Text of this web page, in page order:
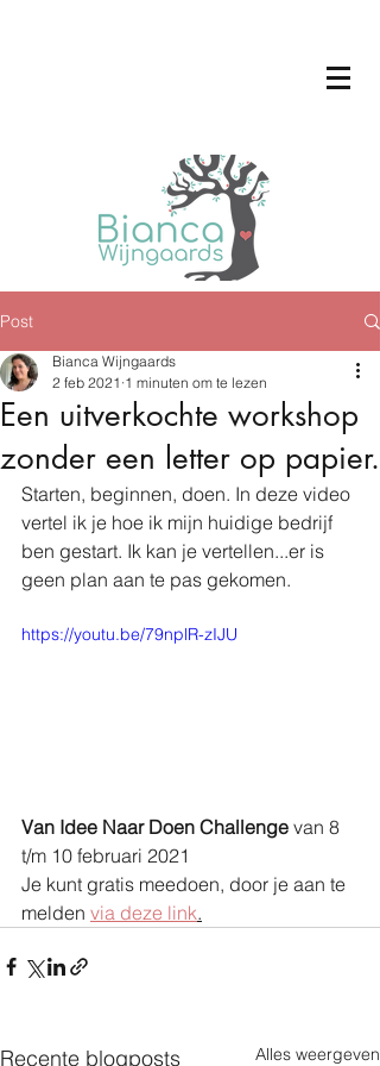
Post
Een uitverkochte workshop
zonder een letter op papier.
Bianca Wijngaards
2 feb 2021 1 minuten om te lezen
Starten, beginnen, doen. In deze video
vertel ik je hoe ik mijn huidige bedrijf
ben gestart. Ik kan je vertellen...er is
geen plan aan te pas gekomen.
https://youtu.be/79nplR-zIJU
Van Idee Naar Doen Challenge van 8
t/m 10 februari 2021
Je kunt gratis meedoen, door je aan te
melden via deze link.
Recente blogposts Alles weergeven